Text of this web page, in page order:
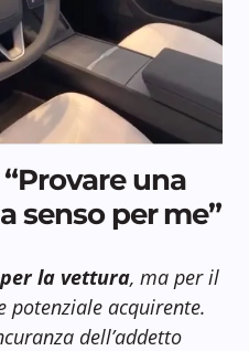
“Provare una
senso per me”
la vettura, ma per il
potenziale acquirente.
dell’addetto